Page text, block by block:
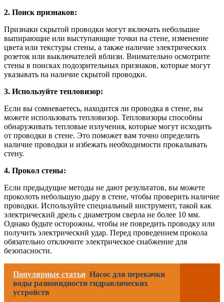
2. Поиск признаков:
Признаки скрытой проводки могут включать небольшие
выпирающие или выступающие точки на стене, изменение
цвета или текстуры стены, а также наличие электрических
розеток или выключателей вблизи. Внимательно осмотрите
стены в поисках подозрительных признаков, которые могут
указывать на наличие скрытой проводки.
3. Используйте тепловизор:
Если вы сомневаетесь, находится ли проводка в стене, вы
можете использовать тепловизор. Тепловизоры способны
обнаруживать тепловые излучения, которые могут исходить
от проводки в стене. Это поможет вам точно определить
наличие проводки и избежать необходимости прокалывать
стену.
4. Прокол стены:
Если предыдущие методы не дают результатов, вы можете
проколоть небольшую дыру в стене, чтобы проверить наличие
проводки. Используйте специальный инструмент, такой как
электрический дрель с диаметром сверла не более 10 мм.
Однако будьте осторожны, чтобы не повредить проводку или
получить электрический удар. Перед проведением прокола
обязательно отключите электрическое снабжение для
безопасности.
Популярные статьи Насос для перекачки
воды разновидности гидравлических
устройств